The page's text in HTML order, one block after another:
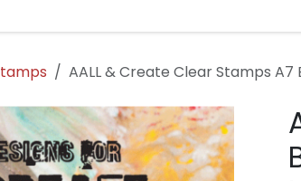
AALL & Create Clear Stamps